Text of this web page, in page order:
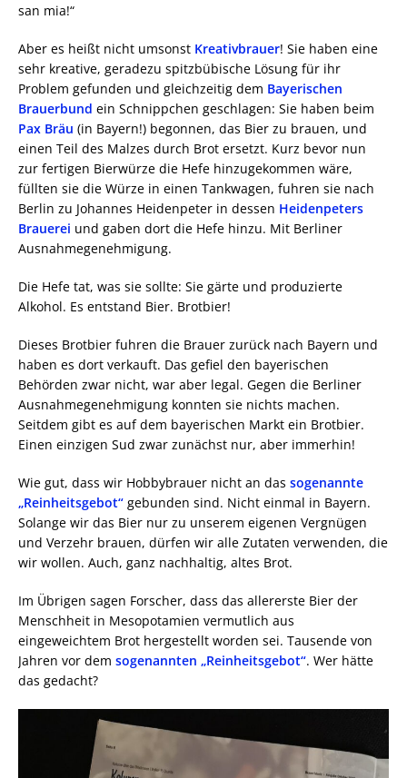
san mia!“
Aber es heißt nicht umsonst Kreativbrauer! Sie haben eine
sehr kreative, geradezu spitzbübische Lösung für ihr
Problem gefunden und gleichzeitig dem Bayerischen
Brauerbund ein Schnippchen geschlagen: Sie haben beim
Pax Bräu (in Bayern!) begonnen, das Bier zu brauen, und
einen Teil des Malzes durch Brot ersetzt. Kurz bevor nun
zur fertigen Bierwürze die Hefe hinzugekommen wäre,
füllten sie die Würze in einen Tankwagen, fuhren sie nach
Berlin zu Johannes Heidenpeter in dessen Heidenpeters
Brauerei und gaben dort die Hefe hinzu. Mit Berliner
Ausnahmegenehmigung.
Die Hefe tat, was sie sollte: Sie gärte und produzierte
Alkohol. Es entstand Bier. Brotbier!
Dieses Brotbier fuhren die Brauer zurück nach Bayern und
haben es dort verkauft. Das gefiel den bayerischen
Behörden zwar nicht, war aber legal. Gegen die Berliner
Ausnahmegenehmigung konnten sie nichts machen.
Seitdem gibt es auf dem bayerischen Markt ein Brotbier.
Einen einzigen Sud zwar zunächst nur, aber immerhin!
Wie gut, dass wir Hobbybrauer nicht an das sogenannte
„Reinheitsgebot“ gebunden sind. Nicht einmal in Bayern.
Solange wir das Bier nur zu unserem eigenen Vergnügen
und Verzehr brauen, dürfen wir alle Zutaten verwenden, die
wir wollen. Auch, ganz nachhaltig, altes Brot.
Im Übrigen sagen Forscher, dass das allererste Bier der
Menschheit in Mesopotamien vermutlich aus
eingeweichtem Brot hergestellt worden sei. Tausende von
Jahren vor dem sogenannten „Reinheitsgebot“. Wer hätte
das gedacht?